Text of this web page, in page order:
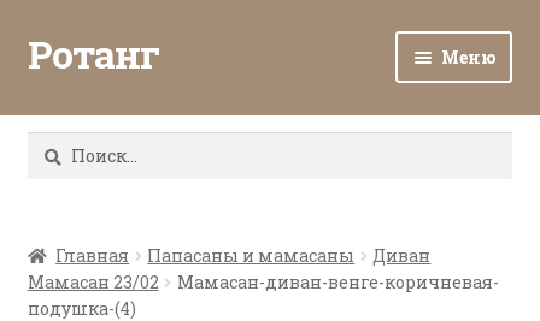
Ротанг Меню
Каталог
Все о ротанге
Найти:
Главная Папасаны и мамасаны
Диван
Мамасан 23/02
Мамасан-диван-венге-коричневая-
подушка-(4)